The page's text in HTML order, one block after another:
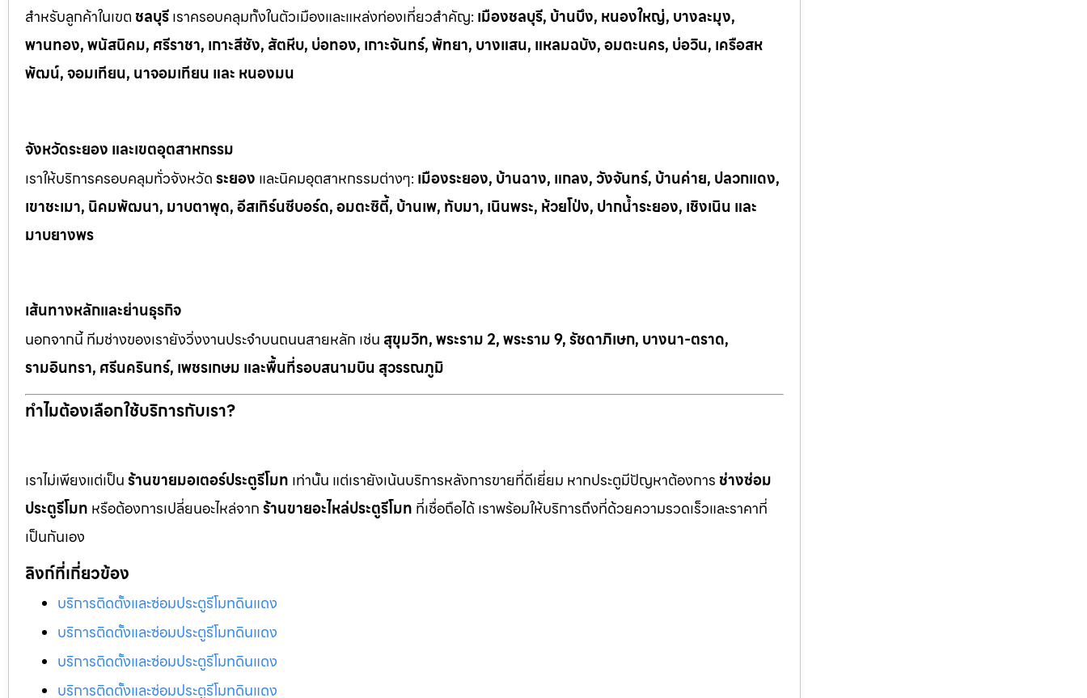
สำหรับลูกค้าในเขต ชลบุรีเราครอบคลุมทั้งในตัวเมืองและแหล่งท่องเที่ยวสำคัญ: เมืองชลบุรี, บ้านบึง, หนองใหญ่, บางละมุง,
พานทอง, พนัสนิคม, ศรีราชา, เกาะสีชัง, สัตหีบ, บ่อทอง, เกาะจันทร์, พัทยา, บางแสน, แหลมฉบัง, อมตะนคร, บ่อวิน, เครือสห
พัฒน์, จอมเทียน, นาจอมเทียน และ หนองมน
จังหวัดระยอง และเขตอุตสาหกรรม
เราให้บริการครอบคลุมทั่วจังหวัดระยอง และนิคมอุตสาหกรรมต่างๆ: เมืองระยอง, บ้านฉาง, แกลง, วังจันทร์, บ้านค่าย, ปลวกแดง,
เขาชะเมา, นิคมพัฒนา, มาบตาพุด, อีสเทิร์นซีบอร์ด, อมตะซิตี้, บ้านเพ, ทับมา, เนินพระ, ห้วยโป่ง, ปากน้ำระยอง, เชิงเนิน และ
มาบยางพร
เส้นทางหลักและย่านธุรกิจ
นอกจากนี้ ทีมช่างของเรายังวิ่งงานประจำบนถนนสายหลัก เช่น สุขุมวิท, พระราม 2, พระราม 9, รัชดาภิเษก, บางนา-ตราด,
รามอินทรา, ศรีนครินทร์, เพชรเกษม และพื้นที่รอบสนามบิน สุวรรณภูมิ
ทำไมต้องเลือกใช้บริการกับเรา?
เราไม่เพียงแต่เป็นร้านขายมอเตอร์ประตูรีโมท เท่านั้น แต่เรายังเน้นบริการหลังการขายที่ดีเยี่ยม หากประตูมีปัญหาต้องการ ช่างซ่อม
ประตูรีโมท หรือต้องการเปลี่ยนอะไหล่จากร้านขายอะไหล่ประตูรีโมท ที่เชื่อถือได้ เราพร้อมให้บริการถึงที่ด้วยความรวดเร็วและราคาที่
เป็นกันเอง
ลิงก์ที่เกี่ยวข้อง
บริการติดตั้งและซ่อมประตูรีโมทดินแดง
บริการติดตั้งและซ่อมประตูรีโมทดินแดง
บริการติดตั้งและซ่อมประตูรีโมทดินแดง
บริการติดตั้งและซ่อมประตูรีโมทดินแดง